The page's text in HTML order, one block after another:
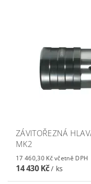
ZÁVITOŘEZNÁ
MK2
17 460,30 Kč včetně DPH
14 430 Kč/ ks